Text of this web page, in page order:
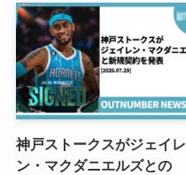
神戸ストークスがジェイレ
ン・マクダニエルズとの